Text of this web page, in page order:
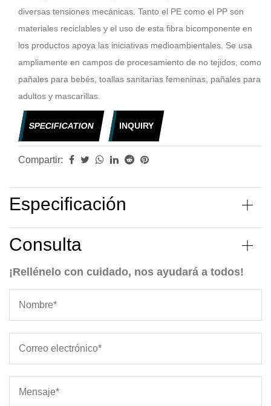
diversas tensiones mecánicas. Tanto el PE como el PP son
materiales reciclables y el uso de esta fibra bicomponente en
los productos apoya las iniciativas medioambientales. Se usa
ampliamente en campos de procesamiento de no tejidos, como
pañales para bebés, toallas sanitarias femeninas, pañales para
adultos y mascarillas.
SPECIFICATION INQUIRY
Compartir:
Especificación
Consulta
¡Rellénelo con cuidado, nos ayudará a todos!